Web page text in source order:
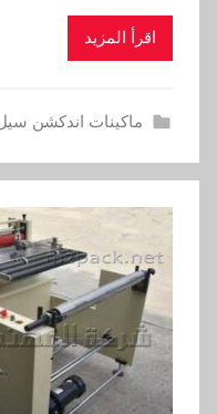
اقرأ المزيد
ماكينات اندكشن سيل